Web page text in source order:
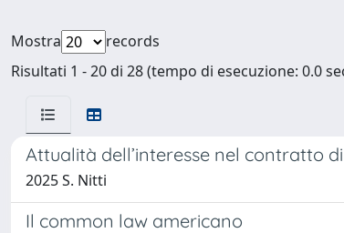
Mostra
records
Risultati 1 - 20 di 28 (tempo di esecuzione: 0.0
Attualità dell’interesse nel contratto
2025 S. Nitti
Il common law americano